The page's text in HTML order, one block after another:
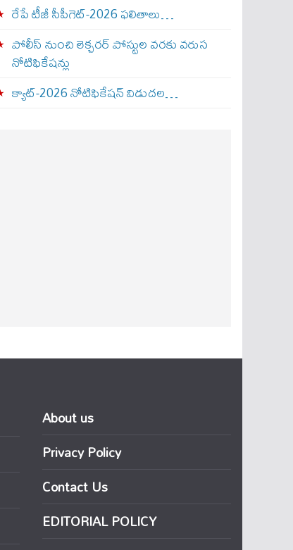
రేపే టీజీ సీపీగెట్‌-2026 ఫలితాలు…
పోలీస్ నుంచి లెక్చరర్ పోస్టుల వరకు వరుస
నోటిఫికేషన్లు
క్యాట్-2026 నోటిఫికేషన్ విడుదల…
About us
Privacy Policy
Contact Us
EDITORIAL POLICY